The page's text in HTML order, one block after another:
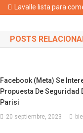
Lavalle lista para comenzar sus actos oficiales de
POSTS
Facebook (Meta) Se
Propuesta De Seguridad
Parisi
20 septiembre, 2023